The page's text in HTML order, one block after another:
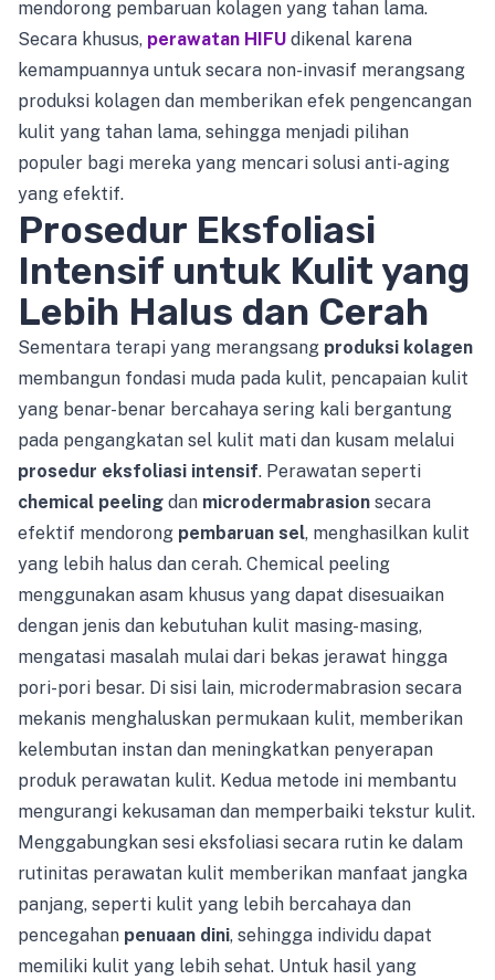
mendorong pembaruan kolagen yang tahan lama.
Secara khusus, perawatan HIFU dikenal karena
kemampuannya untuk secara non-invasif merangsang
produksi kolagen dan memberikan efek pengencangan
kulit yang tahan lama, sehingga menjadi pilihan
populer bagi mereka yang mencari solusi anti-aging
yang efektif.
Prosedur Eksfoliasi
Intensif untuk Kulit yang
Lebih Halus dan Cerah
Sementara terapi yang merangsang produksi kolagen
membangun fondasi muda pada kulit, pencapaian kulit
yang benar-benar bercahaya sering kali bergantung
pada pengangkatan sel kulit mati dan kusam melalui
prosedur eksfoliasi intensif. Perawatan seperti
chemical peeling dan microdermabrasion secara
efektif mendorong pembaruan sel, menghasilkan kulit
yang lebih halus dan cerah. Chemical peeling
menggunakan asam khusus yang dapat disesuaikan
dengan jenis dan kebutuhan kulit masing-masing,
mengatasi masalah mulai dari bekas jerawat hingga
pori-pori besar. Di sisi lain, microdermabrasion secara
mekanis menghaluskan permukaan kulit, memberikan
kelembutan instan dan meningkatkan penyerapan
produk perawatan kulit. Kedua metode ini membantu
mengurangi kekusaman dan memperbaiki tekstur kulit.
Menggabungkan sesi eksfoliasi secara rutin ke dalam
rutinitas perawatan kulit memberikan manfaat jangka
panjang, seperti kulit yang lebih bercahaya dan
pencegahan penuaan dini, sehingga individu dapat
memiliki kulit yang lebih sehat. Untuk hasil yang